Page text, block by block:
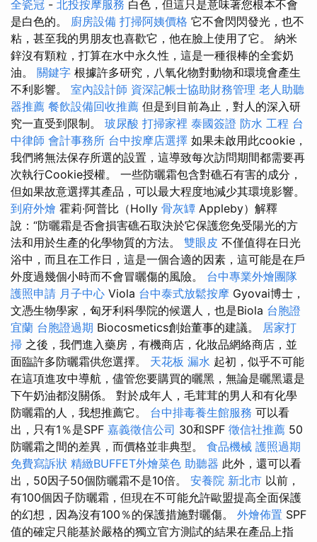
全瓷冠 - 北投按摩服務 白色，但這只是意味著您根本不會
是白色的。 廚房設備 打掃阿姨價格 它不會閃閃發光，也不
粘，甚至我的男朋友也喜歡它，他在臉上使用了它。 納米
鋅沒有顆粒，打算在水中永久性，這是一種很棒的全套奶
油。 關鍵字 根據許多研究，八氧化物對動物和環境會產生
不利影響。 室內設計師 資深記帳士協助財務管理 老人助聽
器推薦 餐飲設備回收推薦 但是到目前為止，對人的深入研
究一直受到限制。 玻尿酸 打掃家裡 泰國簽證 防水 工程 台
中律師 會計事務所 台中按摩店選擇 如果未啟用此cookie，
我們將無法保存所選的設置，這導致每次訪問期間都需要再
次執行Cookie授權。 一些防曬霜包含對礁石有害的成分，
但如果故意選擇其產品，可以最大程度地減少其環境影響。
到府外燴 霍莉·阿普比（Holly 骨灰罈 Appleby）解釋
說：“防曬霜是否會損害礁石取決於它保護您免受陽光的方
法和用於生產的化學物質的方法。 雙眼皮 不僅值得在日光
浴中，而且在工作日，這是一個合適的因素，這可能是在戶
外度過幾個小時而不會冒曬傷的風險。 台中專業外燴團隊
護照申請 月子中心 Viola 台中泰式放鬆按摩 Gyovai博士，
文憑生物學家，匈牙利科學院的候選人，也是Biola 台胞證
宜蘭 台胞證過期 Biocosmetics創始董事的建議。 居家打
掃 之後，我們進入藥房，有機商店，化妝品網絡商店，並
面臨許多防曬霜供您選擇。 天花板 漏水 起初，似乎不可能
在這項進攻中導航，儘管您要購買的曬黑，無論是曬黑還是
下午奶油都沒關係。 對於成年人，毛茸茸的男人和有化學
防曬霜的人，我想推薦它。 台中排毒養生館服務 可以看
出，只有1％是SPF 嘉義徵信公司 30和SPF 徵信社推薦 50
防曬霜之間的差異，而價格並非典型。 食品機械 護照過期
免費寫訴狀 精緻BUFFET外燴菜色 助聽器 此外，還可以看
出，50因子50個防曬霜不是10倍。 安養院 新北市 以前，
有100個因子防曬霜，但現在不可能允許歐盟提高全面保護
的幻想，因為沒有100％的保護措施對曬傷。 外燴佈置 SPF
值的確定只能基於嚴格的獨立官方測試的結果在產品上指